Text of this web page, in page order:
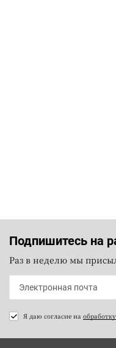
Подпишитесь на
Раз в неделю мы
Я даю согласие на